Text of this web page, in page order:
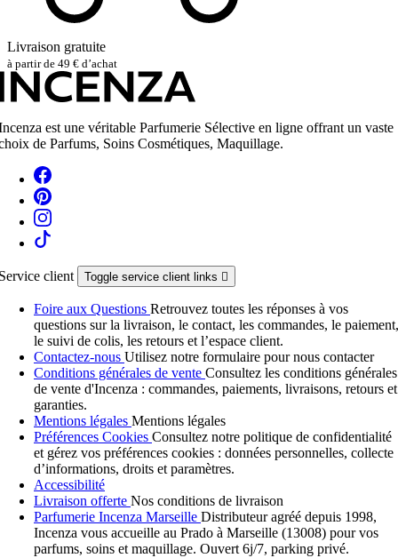
Livraison gratuite
à partir de 49 € d’achat
est une véritable Parfumerie Sélective en ligne offrant un vaste
de Parfums, Soins Cosmétiques, Maquillage.
client Toggle service client links 
Foire aux Questions Retrouvez toutes les réponses à vos
questions sur la livraison, le contact, les commandes, le paiement,
le suivi de colis, les retours et l’espace client.
Contactez-nous Utilisez notre formulaire pour nous contacter
Conditions générales de vente Consultez les conditions générales
de vente d'Incenza : commandes, paiements, livraisons, retours et
garanties.
Mentions légales Mentions légales
Préférences Cookies Consultez notre politique de confidentialité
et gérez vos préférences cookies : données personnelles, collecte
d’informations, droits et paramètres.
Accessibilité
Livraison offerte Nos conditions de livraison
Parfumerie Incenza Marseille Distributeur agréé depuis 1998,
Incenza vous accueille au Prado à Marseille (13008) pour vos
parfums, soins et maquillage. Ouvert 6j/7, parking privé.